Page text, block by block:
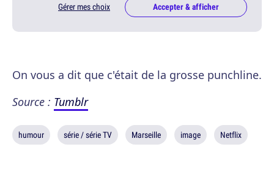
Gérer mes choix Accepter & afficher
On vous a dit que c'était de la grosse punchline.
Source : Tumblr
humour série / série TV Marseille image Netflix